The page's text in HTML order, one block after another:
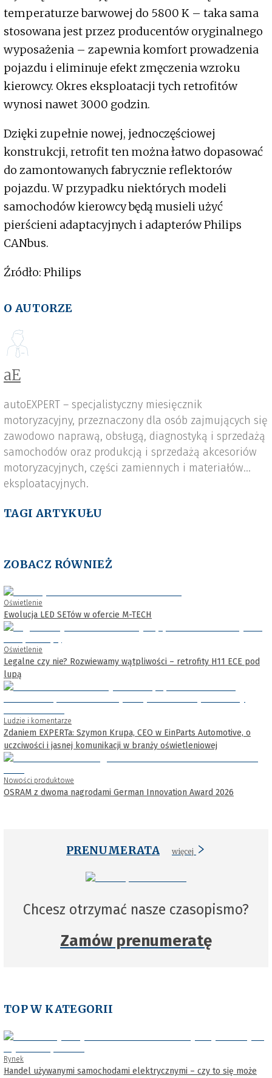
temperaturze barwowej do 5800 K – taka sama
stosowana jest przez producentów oryginalnego
wyposażenia – zapewnia komfort prowadzenia
pojazdu i eliminuje efekt zmęczenia wzroku
kierowcy. Okres eksploatacji tych retrofitów
wynosi nawet 3000 godzin.
Dzięki zupełnie nowej, jednoczęściowej
konstrukcji, retrofit ten można łatwo dopasować
do zamontowanych fabrycznie reflektorów
pojazdu. W przypadku niektórych modeli
samochodów kierowcy będą musieli użyć
pierścieni adaptacyjnych i adapterów Philips
CANbus.
Źródło: Philips
O AUTORZE
aE
autoEXPERT – specjalistyczny miesięcznik
motoryzacyjny, przeznaczony dla osób zajmujących się
zawodowo naprawą, obsługą, diagnostyką i sprzedażą
samochodów oraz produkcją i sprzedażą akcesoriów
motoryzacyjnych, części zamiennych i materiałów
eksploatacyjnych.
TAGI ARTYKUŁU
ZOBACZ RÓWNIEŻ
Oświetlenie
Ewolucja LED SETów w ofercie M-TECH
Oświetlenie
Legalne czy nie? Rozwiewamy wątpliwości – retrofity H11 ECE pod
lupą
Ludzie i komentarze
Zdaniem EXPERTa: Szymon Krupa, CEO w EinParts Automotive, o
uczciwości i jasnej komunikacji w branży oświetleniowej
Nowości produktowe
OSRAM z dwoma nagrodami German Innovation Award 2026
PRENUMERATA więcej
Chcesz otrzymać nasze czasopismo?
Zamów prenumeratę
TOP W KATEGORII
Rynek
Handel używanymi samochodami elektrycznymi – czy to się może